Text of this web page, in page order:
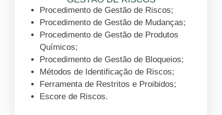
Procedimento de Gestão de Riscos;
Procedimento de Gestão de Mudanças;
Procedimento de Gestão de Produtos
Químicos;
Procedimento de Gestão de Bloqueios;
Métodos de Identificação de Riscos;
Ferramenta de Restritos e Proibidos;
Escore de Riscos.